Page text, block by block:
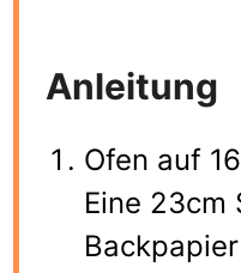
Anleitung
Ofen auf
Eine 23cm